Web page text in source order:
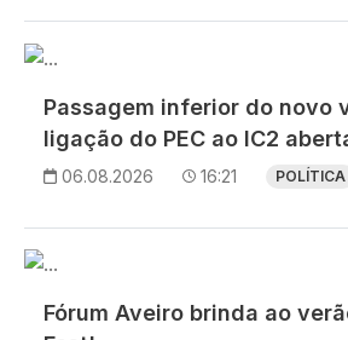
Imagem
Passagem inferior do novo
ligação do PEC ao IC2
06.08.2026 16:21 POLÍTICA
Imagem
Fórum Aveiro brinda ao